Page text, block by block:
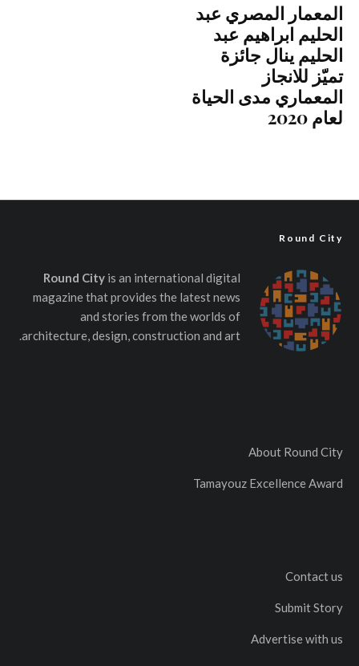
المعمار المصري عبد
الحليم ابراهيم عبد
الحليم ينال جائزة
تميّز للانجاز
المعماري مدى الحياة
لعام 2020
Round City
Round Cityis an international digital
magazine that provides the latest news
and stories from the worlds of
architecture, design, construction and art.
About Round City
Tamayouz Excellence Award
Contact us
Submit Story
Advertise with us